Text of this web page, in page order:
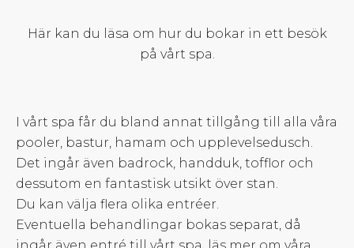
Här kan du läsa om hur du bokar in ett besök
på vårt spa.
I vårt spa får du bland annat tillgång till alla våra
pooler, bastur, hamam och upplevelsedusch.
Det ingår även badrock, handduk, tofflor och
dessutom en fantastisk utsikt över stan.
Du kan välja flera olika entréer.
Eventuella behandlingar bokas separat, då